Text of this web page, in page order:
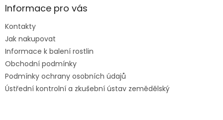
aInformace pro vás
Kontakty
Jak nakupovat
Informace k balení rostlin
Obchodní podmínky
Podmínky ochrany osobních údajů
Ústřední kontrolní a zkušební ústav zemědělský